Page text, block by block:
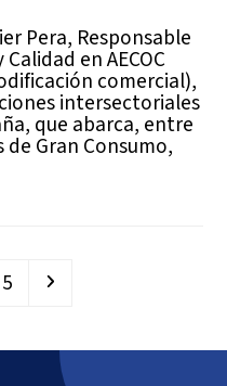
Pera, Responsable
en AECOC
comercial),
intersectoriales
que abarca, entre
Gran Consumo,
Page
5